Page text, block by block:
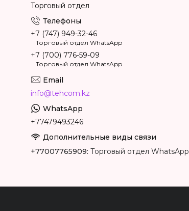
Торговый отдел
+7 (747) 949-32-46
Торговый отдел WhatsApp
+7 (700) 776-59-09
Торговый отдел WhatsApp
info@tehcom.kz
+77479493246
+77007765909 Торговый отдел WhatsApp